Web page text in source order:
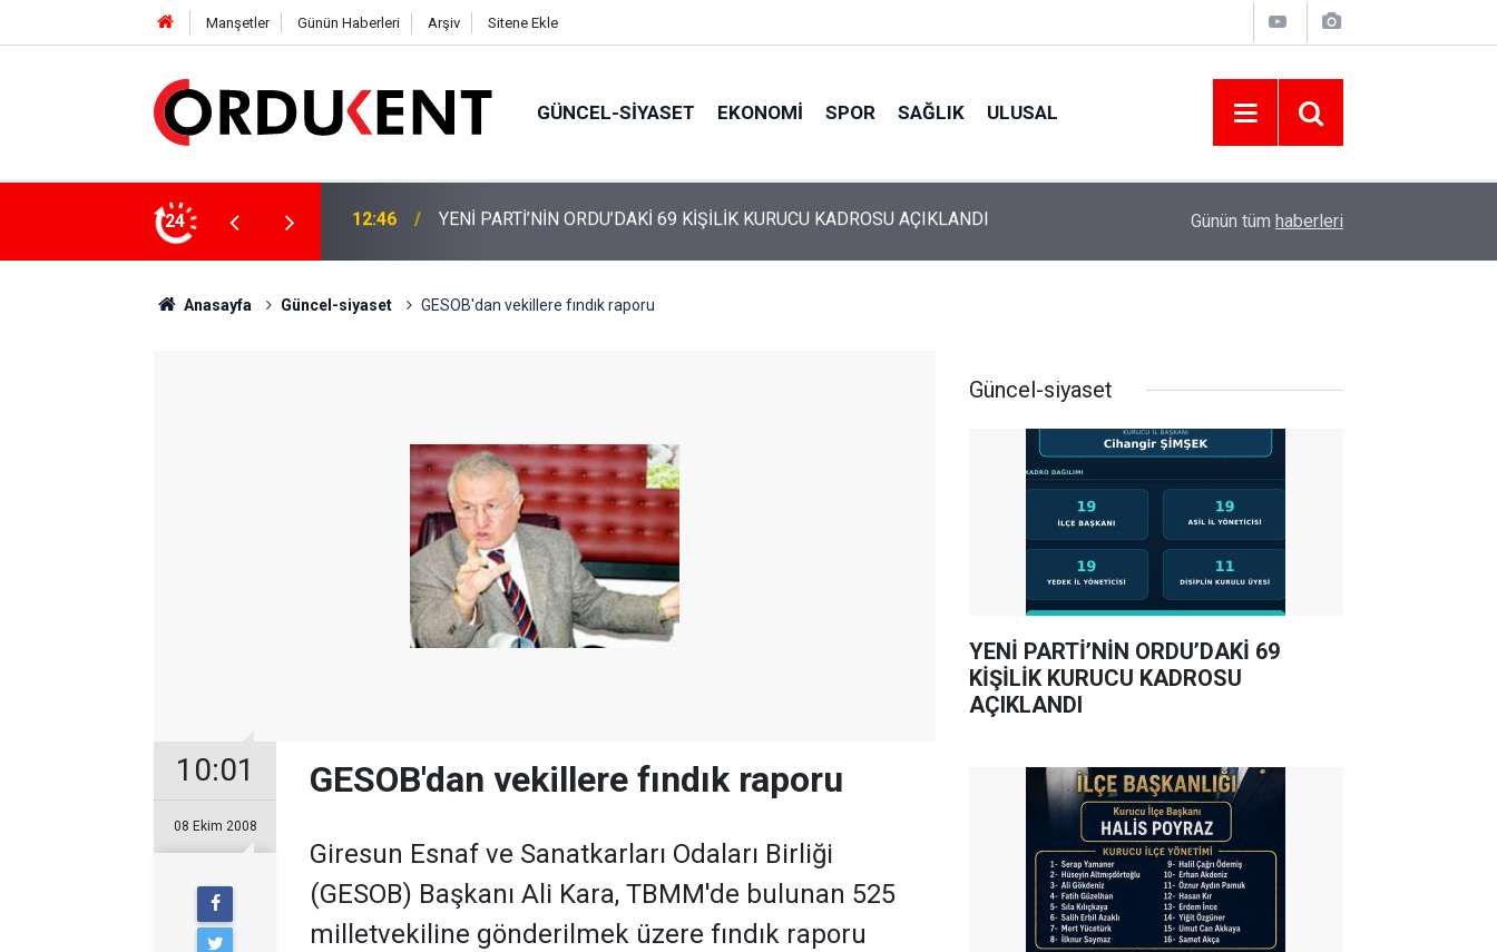
Manşetler Günün Haberleri Arşiv Sitene Ekle
GÜNCEL-SIYASET EKONOMI SPOR SAĞLIK ULUSAL
24
KURUCU KADROSU AÇIKLANDI 12:22 YENİ PARTİ ALTINORDU’DA KURUCU YÖNETİMİNİ AÇIKLADI ORDU ASKF’DEN İŞ DÜNYASINA AMATÖR
Günün tüm haberleri
Anasayfa Güncel-siyaset GESOB'dan vekillere fındık raporu
10:01
08 Ekim 2008
GESOB'dan vekillere fındık raporu
Giresun Esnaf ve Sanatkarları Odaları Birliği
(GESOB) Başkanı Ali Kara, TBMM'de bulunan 525
milletvekiline gönderilmek üzere fındık raporu
Güncel-siyaset
YENİ PARTİ’NİN ORDU’DAKİ 69
KİŞİLİK KURUCU KADROSU
AÇIKLANDI